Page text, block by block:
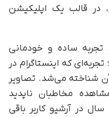
در قالب یک اپلیکیشن
تجربه ساده و خودمانی
که اینستاگرام در
شناخته می‌شد. تصاویر
مخاطبان ناپدید
در آرشیو کاربر باقی